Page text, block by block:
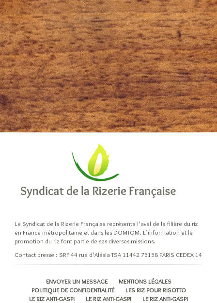
Le Syndicat de la Rizerie Française représente l’aval de la filière du riz
en France métropolitaine et dans les DOMTOM. L’information et la
promotion du riz font partie de ses diverses missions.
Contact presse : SRF 44 rue d’Alésia TSA 11442 75158 PARIS CEDEX 14
ENVOYER UN MESSAGE
MENTIONS LÉGALES
POLITIQUE DE CONFIDENTIALITÉ
LES RIZ POUR RISOTTO
LE RIZ ANTI-GASPI
LE RIZ ANTI-GASPI LE RIZ ANTI-GASPI